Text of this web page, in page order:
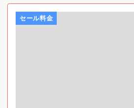
セール料金